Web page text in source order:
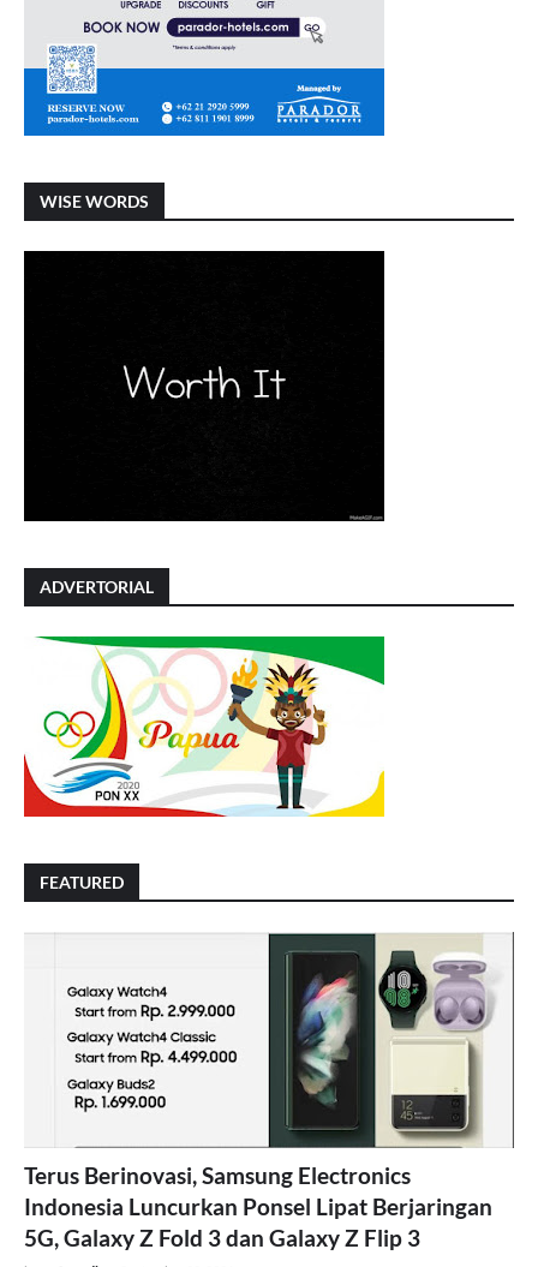
WISE WORDS
ADVERTORIAL
FEATURED
Terus Berinovasi, Samsung Electronics
Indonesia Luncurkan Ponsel Lipat Berjaringan
5G, Galaxy Z Fold 3 dan Galaxy Z Flip 3